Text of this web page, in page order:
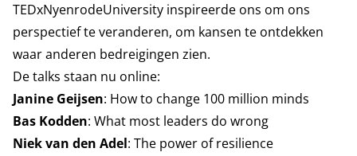
TEDxNyenrodeUniversity inspireerde ons om ons
perspectief te veranderen, om kansen te ontdekken
waar anderen bedreigingen zien.
De talks staan nu online:
Janine Geijsen: How to change 100 million minds
Bas Kodden: What most leaders do wrong
Niek van den Adel: The power of resilience